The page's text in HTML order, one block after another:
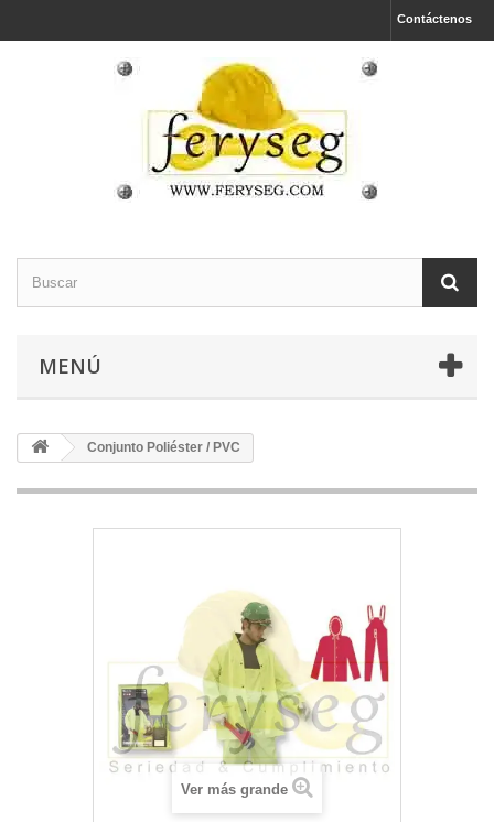
Contáctenos
MENÚ
Conjunto Poliéster / PVC
Ver más grande